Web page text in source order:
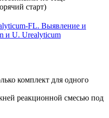
FL. Выявление и
и U. Urealyticum